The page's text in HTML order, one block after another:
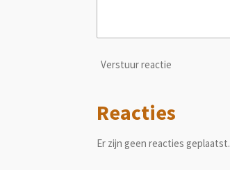
Verstuur reactie
Reacties
Er zijn geen reacties geplaatst.